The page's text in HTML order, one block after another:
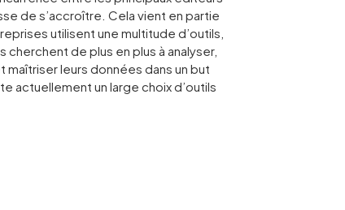
de s’accroître. Cela vient en partie
utilisent une multitude d’outils,
cherchent de plus en plus à analyser,
maîtriser leurs données dans un but
actuellement un large choix d’outils